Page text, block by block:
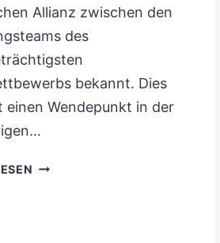
Allianz zwischen den
des
bekannt. Dies
einen Wendepunkt in der
AMERICA’S